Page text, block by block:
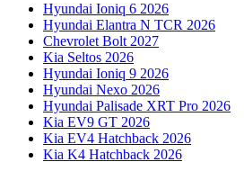
Hyundai Ioniq 6 2026
Hyundai Elantra N TCR 2026
Chevrolet Bolt 2027
Kia Seltos 2026
Hyundai Ioniq 9 2026
Hyundai Nexo 2026
Hyundai Palisade XRT Pro 2026
Kia EV9 GT 2026
Kia EV4 Hatchback 2026
Kia K4 Hatchback 2026